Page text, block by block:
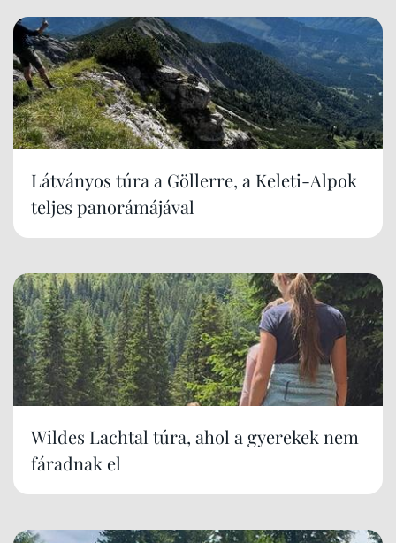
Látványos túra a Göllerre, a Keleti-Alpok
teljes panorámájával
Wildes Lachtal túra, ahol a gyerekek nem
fáradnak el